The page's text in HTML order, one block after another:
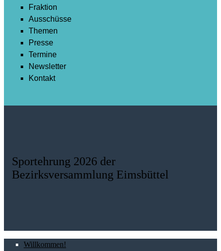
Fraktion
Ausschüsse
Themen
Presse
Termine
Newsletter
Kontakt
Sportehrung 2026 der
Bezirksversammlung Eimsbüttel
Willkommen!